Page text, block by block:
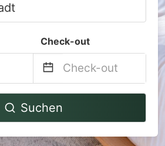
Check-out
Navigate
to
Suchen